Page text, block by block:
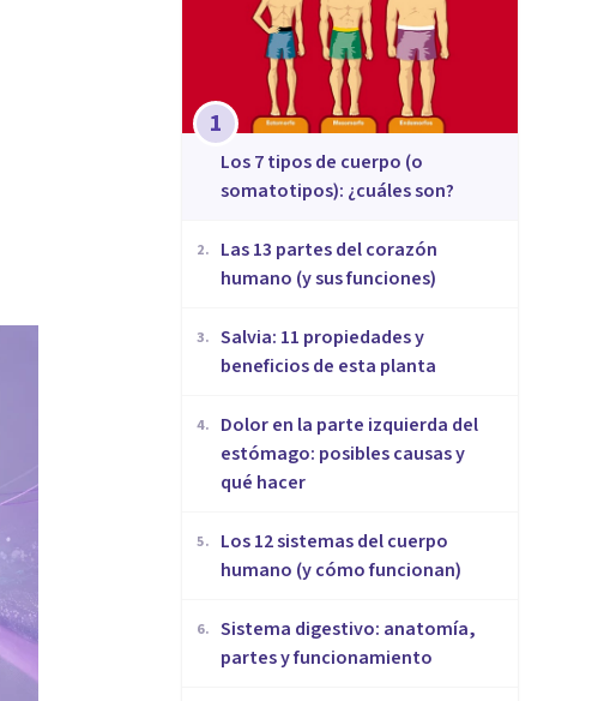
1
​Los 7 tipos de cuerpo (o
somatotipos): ¿cuáles son?
2.
Las 13 partes del corazón
humano (y sus funciones)
3. Salvia: 11 propiedades y
beneficios de esta planta
4.
Dolor en la parte izquierda del
estómago: posibles causas y
qué hacer
5.
Los 12 sistemas del cuerpo
humano (y cómo funcionan)
6. Sistema digestivo: anatomía,
partes y funcionamiento